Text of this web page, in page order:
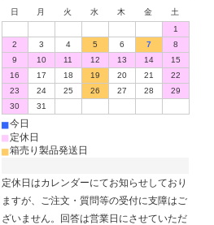
日 月 火 水 木 金
土
1
2
3 4 5 6 7
8
9
10 11 12 13 14
15
16
17 18 19 20 21
22
23
24 25 26 27 28
29
30
31
■今日
■ 定休日
■箱売り製品発送日
定休日はカレンダーにてお知らせしており
ますが、ご注文・質問等の受付に支障はご
ざいません。回答は営業日にさせていただ